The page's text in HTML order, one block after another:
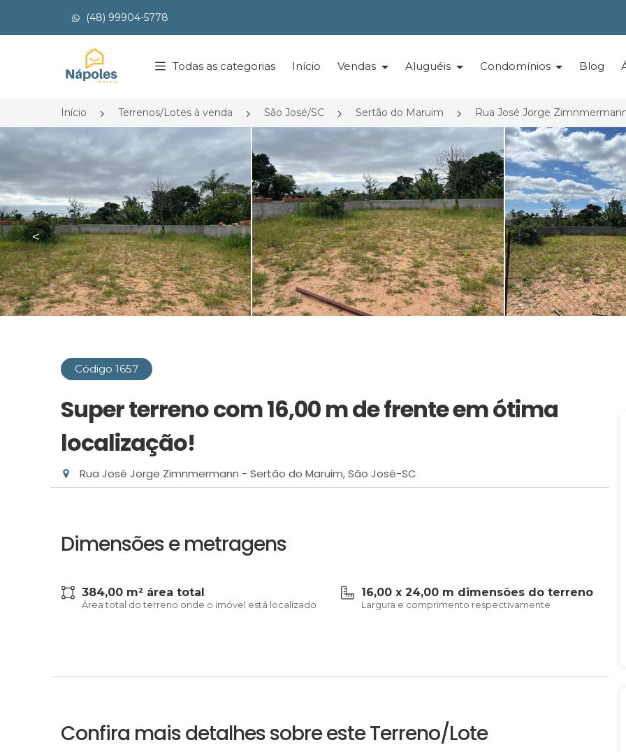
(48) 99904-5778
Página inicial
Todas as categorias Início Vendas Aluguéis Condomínios Blog
Início Terrenos/Lotes à venda São José/SC Sertão do Maruim Rua José Jorge
<
Código 1657
Super terreno com 16,00 m de frente em ótima
localização!
Rua José Jorge Zimnmermann - Sertão do Maruim, São José-SC
Dimensões e metragens
384,00 m² área total
Área total do terreno onde o imóvel está localizado
16,00 x 24,00 m dimensões do terreno
Largura e comprimento respectivamente
Confira mais detalhes sobre este Terreno/Lote